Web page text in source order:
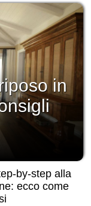
in
by-step alla
ecco come